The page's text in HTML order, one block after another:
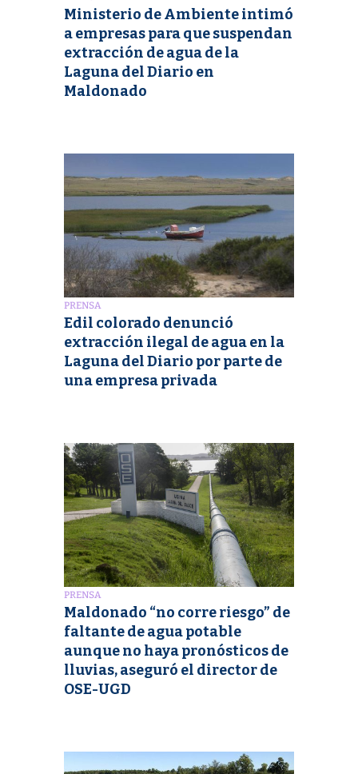
Ministerio de Ambiente intimó
a empresas para que suspendan
extracción de agua de la
Laguna del Diario en
Maldonado
PRENSA
Edil colorado denunció
extracción ilegal de agua en la
Laguna del Diario por parte de
una empresa privada
PRENSA
Maldonado “no corre riesgo” de
faltante de agua potable
aunque no haya pronósticos de
lluvias, aseguró el director de
OSE-UGD